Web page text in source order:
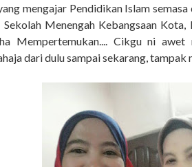
mengajar Pendidikan Islam
Menengah Kebangsaan
Mempertemukan.... Cikgu ni
dari dulu sampai sekarang, tampak